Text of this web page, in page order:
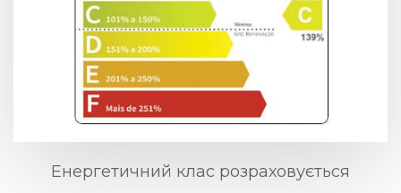
Енергетичний клас розраховується